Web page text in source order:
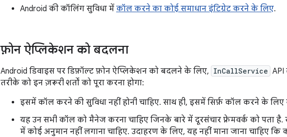
Android की कॉलिंग सुविधा में कॉल करने का कोई समाधान इंटिग्रेट करने के लिए.
फ़ोन ऐप्लिकेशन को बदलना
Android डिवाइस पर डिफ़ॉल्ट फ़ोन ऐप्लिकेशन को बदलने के लिए, InCallService
तरीके को इन ज़रूरी शर्तों को पूरा करना होगा:
इसमें कॉल करने की सुविधा नहीं होनी चाहिए. साथ ही, इसमें सिर्फ़ कॉल करने के लिए
यह उन सभी कॉल को मैनेज करना चाहिए जिनके बारे में दूरसंचार फ़्रेमवर्क को पता
में कोई अनुमान नहीं लगाना चाहिए. उदाहरण के लिए, यह नहीं माना जाना चाहिए